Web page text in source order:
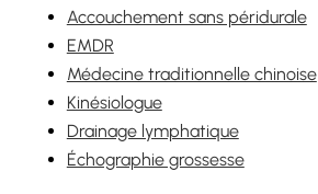
Accouchement sans péridurale
EMDR
Médecine traditionnelle chinoise
Kinésiologue
Drainage lymphatique
Échographie grossesse